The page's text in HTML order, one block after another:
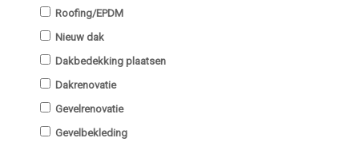
Roofing/EPDM
Nieuw dak
Dakbedekking plaatsen
Dakrenovatie
Gevelrenovatie
Gevelbekleding